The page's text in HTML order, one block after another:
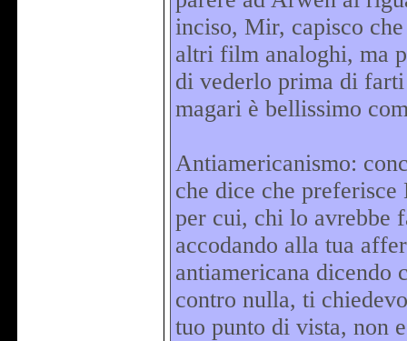
inciso, Mir, capisco
altri film analoghi, ma
di vederlo prima di
magari è bellissimo
Antiamericanismo:
che dice che
per cui, chi lo avrebbe
accodando alla tua
antiamericana dicendo
contro nulla, ti
tuo punto di vista, non